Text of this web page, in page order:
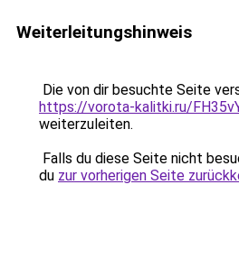
Weiterleitungshinweis
Die von dir besuchte Seite
https://vorota-kalitki.ru/
weiterzuleiten.
Falls du diese Seite nicht
du zur vorherigen Seite